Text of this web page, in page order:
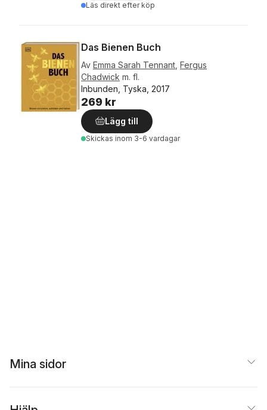
Läs direkt efter köp
Das Bienen Buch
Av Emma Sarah Tennant Fergus
Chadwick m. fl.
Inbunden, Tyska, 2017
269 kr
Lägg till
Skickas inom 3-6 vardagar
Mina sidor